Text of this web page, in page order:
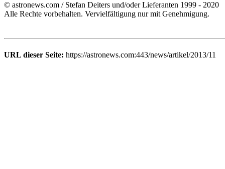
© astronews.com / Stefan Deiters und/oder Lieferanten 1999 - 2020
Alle Rechte vorbehalten. Vervielfältigung nur mit Genehmigung.
URL dieser Seite: https://astronews.com:443/news/artikel/2013/11